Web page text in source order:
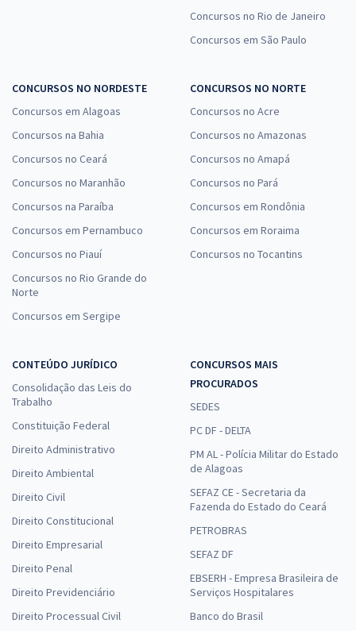
Concursos no Rio de Janeiro
Concursos em São Paulo
CONCURSOS NO NORDESTE
Concursos em Alagoas
Concursos na Bahia
Concursos no Ceará
Concursos no Maranhão
Concursos na Paraíba
Concursos em Pernambuco
Concursos no Piauí
Concursos no Rio Grande do
Norte
Concursos em Sergipe
CONCURSOS NO NORTE
Concursos no Acre
Concursos no Amazonas
Concursos no Amapá
Concursos no Pará
Concursos em Rondônia
Concursos em Roraima
Concursos no Tocantins
CONTEÚDO JURÍDICO
Consolidação das Leis do
Trabalho
Constituição Federal
Direito Administrativo
Direito Ambiental
Direito Civil
Direito Constitucional
Direito Empresarial
Direito Penal
Direito Previdenciário
Direito Processual Civil
CONCURSOS MAIS
PROCURADOS
SEDES
PC DF - DELTA
PM AL - Polícia Militar do Estado
de Alagoas
SEFAZ CE - Secretaria da
Fazenda do Estado do Ceará
PETROBRAS
SEFAZ DF
EBSERH - Empresa Brasileira de
Serviços Hospitalares
Banco do Brasil